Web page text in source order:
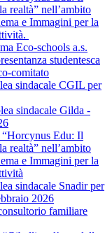
realtà” nell’ambito
e Immagini per la
Eco-schools a.s.
studentesca
comitato
sindacale CGIL per
sindacale Gilda -
Edu: Il
realtà” nell’ambito
e Immagini per la
sindacale Snadir per
2026
familiare